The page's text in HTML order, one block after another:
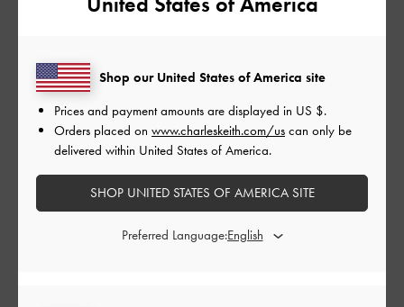
並べ替え
ご利用者様
きれいなグリーン
Shop our United States of America site
Prices and payment amounts are displayed in US $.
Orders placed on www.charleskeith.com/us can only be
delivered within United States of America.
SHOP UNITED STATES OF AMERICA SITE
Preferred Language: